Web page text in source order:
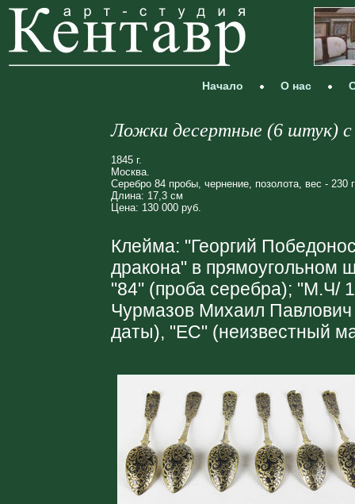
Начало О нас
Ложки десертные (6 штук) с
1845 г.
Москва.
Серебро 84 пробы, чернение, позолота, вес - 230
Длина: 17,3 см
Цена: 130 000 руб.
Клейма: "Георгий
дракона" в прямоугольном
"84" (проба серебра); "М.Ч/
Чурмазов Михаил
даты), "ЕС" (неизвестный